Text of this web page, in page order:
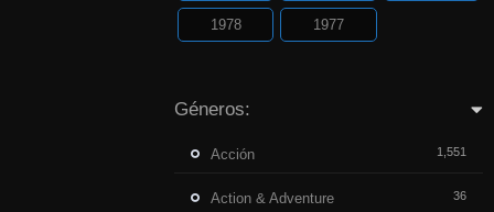
1978 1977
Géneros:
Acción 1,551
Action & Adventure 36